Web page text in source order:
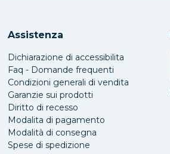
Assistenza
Dichiarazione di accessibilita
Faq - Domande frequenti
Condizioni generali di vendita
Garanzie sui prodotti
Diritto di recesso
Modalita di pagamento
Modalità di consegna
Spese di spedizione